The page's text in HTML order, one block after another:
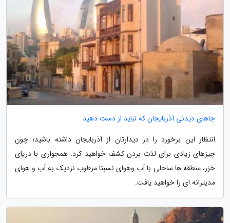
جاهای دیدنی آذربایجان که نباید از دست دهید
انتظار این برخورد را در دیدارتان از آذربایجان داشته باشید؛ چون
چیزهای زیادی برای لذت بردن کشف خواهید کرد. همجواری با دریای
خزر، منطقه ها ساحلی با آب وهوای نسبتا مرطوب نزدیک به آب و هوای
مدیترانه ای را خواهید یافت.